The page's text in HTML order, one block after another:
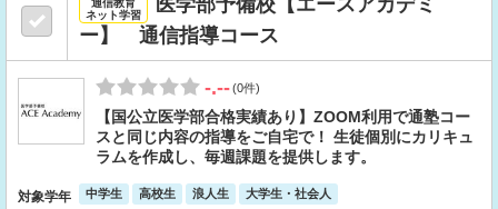
通信教育
ネット学習
医学部予備校【エースアカデミ
ー】 通信指導コース
-.--(0件)
【国公立医学部合格実績あり】ZOOM利用で通塾コー
スと同じ内容の指導をご自宅で！ 生徒個別にカリキュ
ラムを作成し、毎週課題を提供します。
対象学年 中学生 高校生 浪人生 大学生・社会人